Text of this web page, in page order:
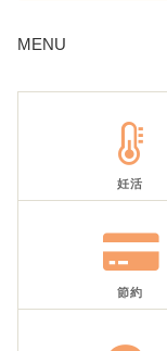
MENU
妊活
節約